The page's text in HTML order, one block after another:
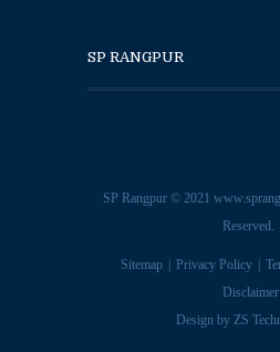
SP RANGPUR
SP Rangpur © 2021
Reserved.
Sitemap Privacy Policy
Disclaimer
Design by ZS